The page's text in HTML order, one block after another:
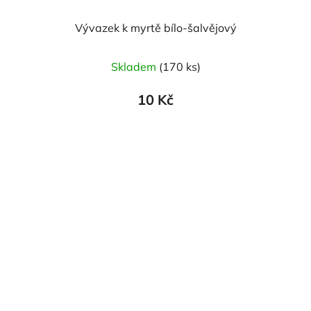
Vývazek k myrtě bílo-šalvějový
Skladem (170 ks)
10 Kč